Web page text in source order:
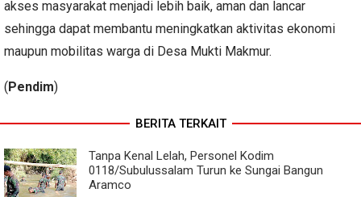
akses masyarakat menjadi lebih baik, aman dan lancar
sehingga dapat membantu meningkatkan aktivitas ekonomi
maupun mobilitas warga di Desa Mukti Makmur.
(Pendim)
BERITA TERKAIT
Tanpa Kenal Lelah, Personel Kodim
0118/Subulussalam Turun ke Sungai Bangun
Aramco